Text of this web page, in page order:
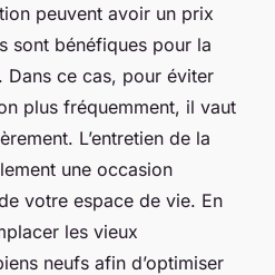
peuvent avoir un prix
sont bénéfiques pour la
Dans ce cas, pour éviter
plus fréquemment, il vaut
L’entretien de la
une occasion
votre espace de vie. En
les vieux
neufs afin d’optimiser